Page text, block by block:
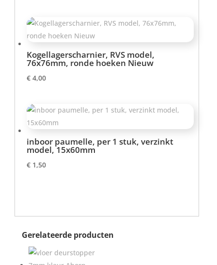
Kogellagerscharnier, RVS model,
76x76mm, ronde hoeken Nieuw
€ 4,00
inboor paumelle, per 1 stuk, verzinkt
model, 15x60mm
€ 1,50
Gerelateerde producten